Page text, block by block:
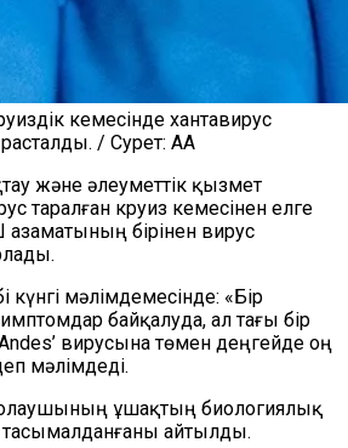
кемесінде хантавирус
/ Сурет: AA
және әлеуметтік қызмет
таралған круиз кемесінен елге
бірінен вирус
күнгі мәлімдемесінде: «Бір
байқалуда, ал тағы бір
’ вирусына төмен деңгейде оң
мәлімдеді.
ұшақтың биологиялық
тасымалданғаны айтылды.